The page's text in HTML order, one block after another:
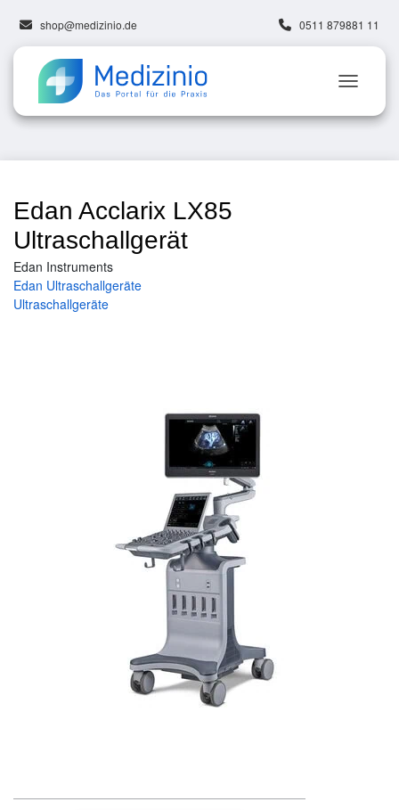
shop@medizinio.de 0511 879881 11
Edan Acclarix LX85
Ultraschallgerät
Edan Instruments
Edan Ultraschallgeräte
Ultraschallgeräte